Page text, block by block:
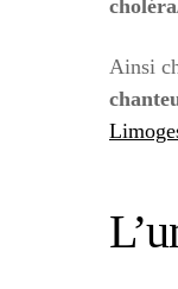
choléra
Ainsi